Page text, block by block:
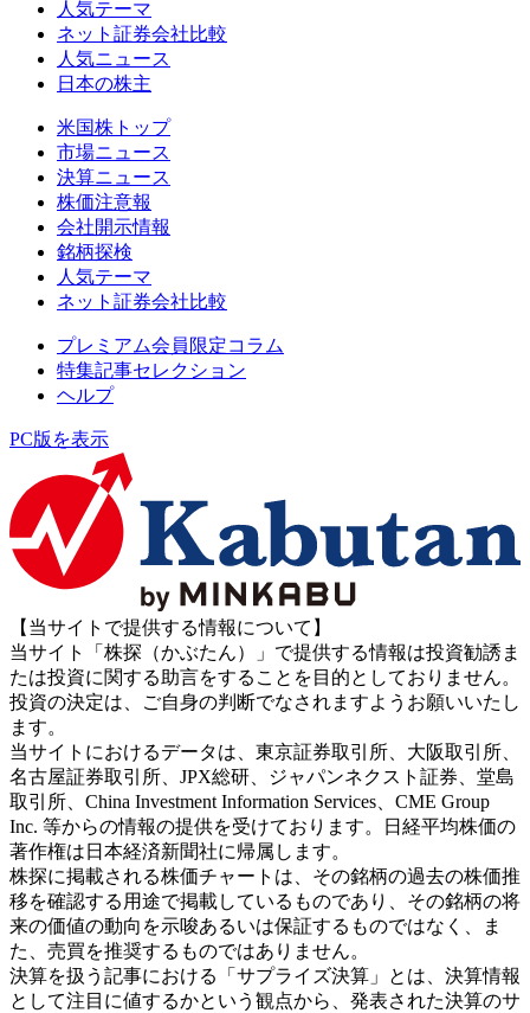
人気テーマ
ネット証券会社比較
人気ニュース
日本の株主
米国株トップ
市場ニュース
決算ニュース
株価注意報
会社開示情報
銘柄探検
人気テーマ
ネット証券会社比較
プレミアム会員限定コラム
特集記事セレクション
ヘルプ
PC版を表示
【当サイトで提供する情報について】
当サイト「株探（かぶたん）」で提供する情報は投資勧誘ま
たは投資に関する助言をすることを目的としておりません。
投資の決定は、ご自身の判断でなされますようお願いいたし
ます。
当サイトにおけるデータは、東京証券取引所、大阪取引所、
名古屋証券取引所、JPX総研、ジャパンネクスト証券、堂島
取引所、China Investment Information Services、CME Group
Inc. 等からの情報の提供を受けております。日経平均株価の
著作権は日本経済新聞社に帰属します。
株探に掲載される株価チャートは、その銘柄の過去の株価推
移を確認する用途で掲載しているものであり、その銘柄の将
来の価値の動向を示唆あるいは保証するものではなく、ま
た、売買を推奨するものではありません。
決算を扱う記事における「サプライズ決算」とは、決算情報
として注目に値するかという観点から、発表された決算のサ